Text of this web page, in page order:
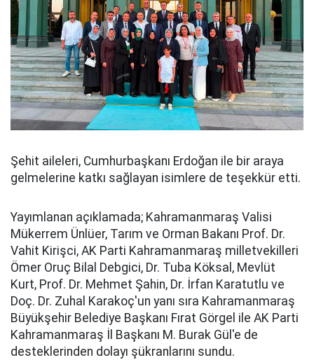
Şehit aileleri, Cumhurbaşkanı Erdoğan ile bir araya
gelmelerine katkı sağlayan isimlere de teşekkür etti.
Yayımlanan açıklamada; Kahramanmaraş Valisi
Mükerrem Ünlüer, Tarım ve Orman Bakanı Prof. Dr.
Vahit Kirişci, AK Parti Kahramanmaraş milletvekilleri
Ömer Oruç Bilal Debgici, Dr. Tuba Köksal, Mevlüt
Kurt, Prof. Dr. Mehmet Şahin, Dr. İrfan Karatutlu ve
Doç. Dr. Zuhal Karakoç'un yanı sıra Kahramanmaraş
Büyükşehir Belediye Başkanı Fırat Görgel ile AK Parti
Kahramanmaraş İl Başkanı M. Burak Gül'e de
desteklerinden dolayı şükranlarını sundu.